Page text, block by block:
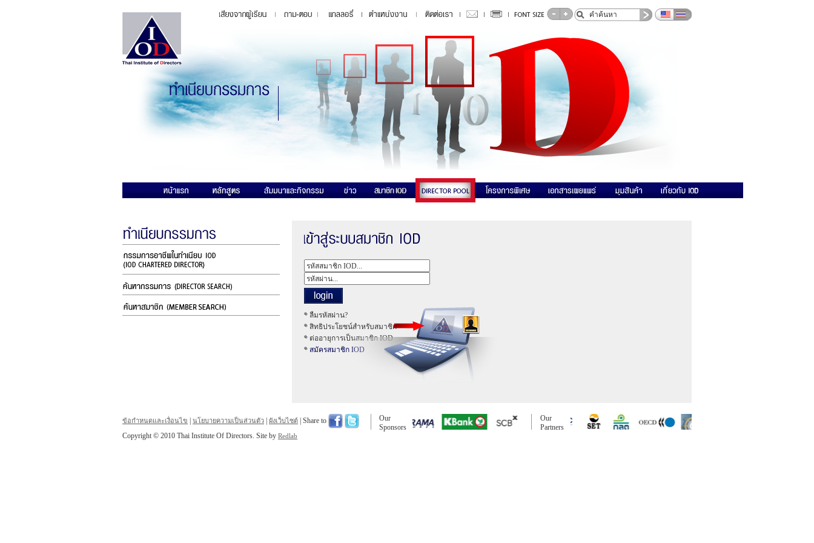
ลืมรหัสผ่าน?
สิทธิประโยชน์สำหรับสมาชิก
ต่ออายุการเป็นสมาชิก IOD
สมัครสมาชิก IOD
ข้อกำหนดและเงื่อนไข | นโยบายความเป็นส่วนตัว | ผังเว็บไซต์ | Share to
Copyright © 2010 Thai Institute Of Directors. Site by Redlab
Our
Sponsors
Our
Partners